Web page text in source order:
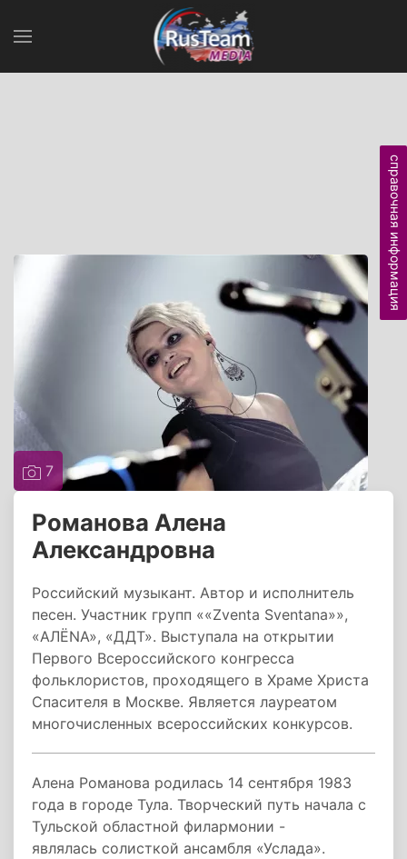
7
Романова Алена
Александровна
Российский музыкант. Автор и исполнитель
песен. Участник групп ««Zventa Sventana»»,
«АЛЁNА», «ДДТ». Выступала на открытии
Первого Всероссийского конгресса
фольклористов, проходящего в Храме Христа
Спасителя в Москве. Является лауреатом
многочисленных всероссийских конкурсов.
Алена Романова родилась 14 сентября 1983
года в городе Тула. Творческий путь начала с
Тульской областной филармонии -
являлась солисткой ансамбля «Услада».
справочная информация